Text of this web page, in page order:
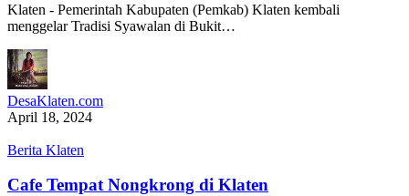
Klaten - Pemerintah Kabupaten (Pemkab) Klaten kembali
menggelar Tradisi Syawalan di Bukit…
DesaKlaten.com
April 18, 2024
Berita Klaten
Cafe Tempat Nongkrong di Klaten